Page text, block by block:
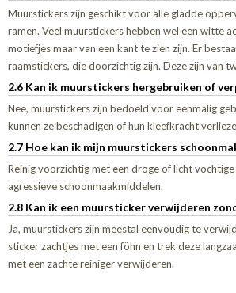
Muurstickers zijn geschikt voor alle gladde
ramen. Veel muurstickers hebben wel een witte
motiefjes maar van een kant te zien zijn. Er
raamstickers, die doorzichtig zijn. Deze zijn van
2.6 Kan ik muurstickers hergebruiken of
Nee, muurstickers zijn bedoeld voor eenmalig
kunnen ze beschadigen of hun kleefkracht
2.7 Hoe kan ik mijn muurstickers
Reinig voorzichtig met een droge of licht
agressieve schoonmaakmiddelen.
2.8 Kan ik een muursticker verwijderen
Ja, muurstickers zijn meestal eenvoudig te
sticker zachtjes met een föhn en trek deze
met een zachte reiniger verwijderen.